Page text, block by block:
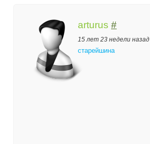
arturus #
15 лет 23 недели назад
старейшина